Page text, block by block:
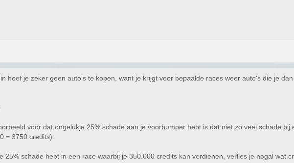
hoef je zeker geen auto's te kopen, want je krijgt voor bepaalde races weer auto's die je
voor dat ongelukje 25% schade aan je voorbumper hebt is dat niet zo veel schade
= 3750 credits).
25% schade hebt in een race waarbij je 350.000 credits kan verdienen, verlies je nogal wat